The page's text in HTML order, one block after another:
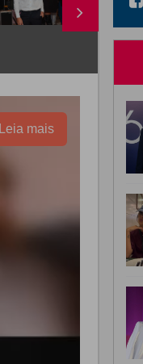
Leia mais